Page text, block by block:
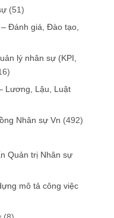
(51)
Đánh giá, Đào tạo,
lý nhân sự (KPI,
Lương, Lậu, Luật
Nhân sự Vn (492)
Quản trị Nhân sự
mô tả công việc